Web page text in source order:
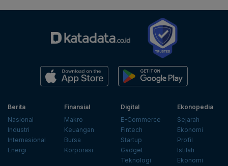
Berita
Nasional
Industri
Internasional
Energi
Finansial
Makro
Keuangan
Bursa
Korporasi
Digital
E-Commerce
Fintech
Startup
Gadget
Teknologi
Ekonopedia
Sejarah
Ekonomi
Profil
Istilah
Ekonomi